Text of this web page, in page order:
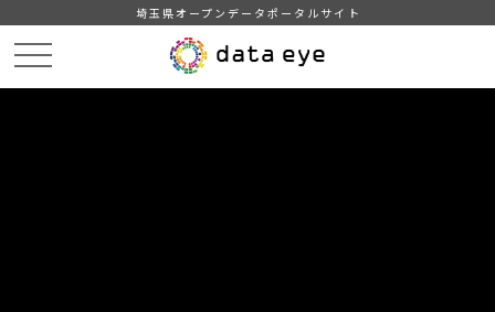
埼玉県オープンデータポータルサイト